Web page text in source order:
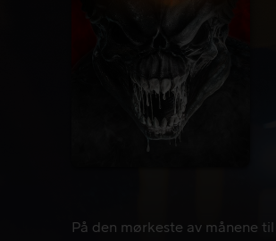
På den mørkeste av månene
På den mørkeste av månene